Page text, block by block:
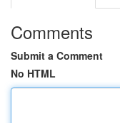
Comments
Submit a Comment
No HTML